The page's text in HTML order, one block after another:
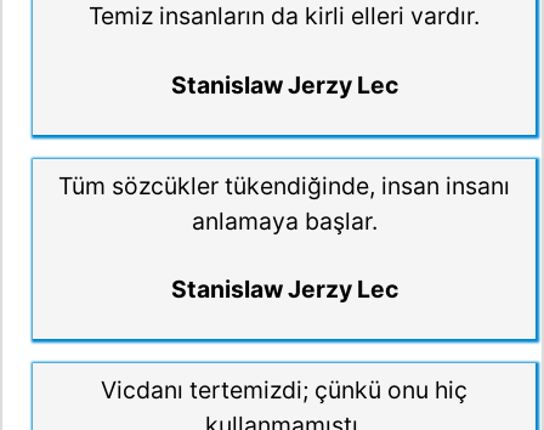
Temiz insanların da kirli elleri vardır.
Stanislaw Jerzy Lec
Tüm sözcükler tükendiğinde, insan insanı
anlamaya başlar.
Stanislaw Jerzy Lec
Vicdanı tertemizdi; çünkü onu hiç